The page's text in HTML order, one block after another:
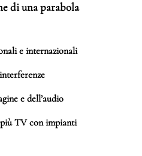
di una parabola
e internazionali
e dell’audio
TV con impianti